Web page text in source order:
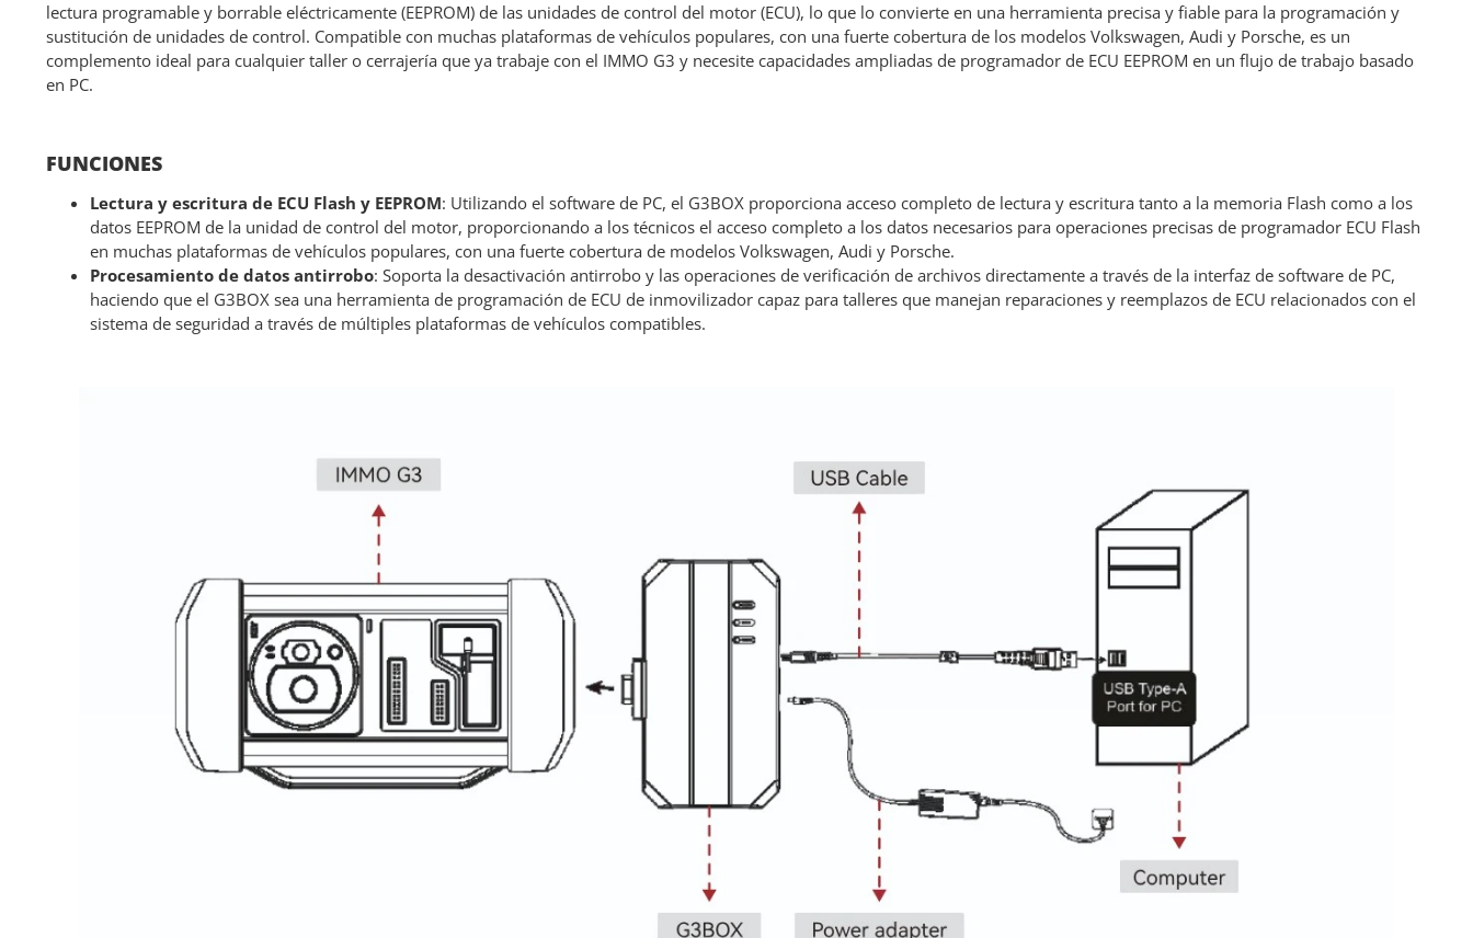
lectura programable y borrable eléctricamente (EEPROM) de las unidades de control del motor (ECU), lo que lo convierte en una herramienta precisa y fiable para la programación y
sustitución de unidades de control. Compatible con muchas plataformas de vehículos populares, con una fuerte cobertura de los modelos Volkswagen, Audi y Porsche, es un
complemento ideal para cualquier taller o cerrajería que ya trabaje con el IMMO G3 y necesite capacidades ampliadas de programador de ECU EEPROM en un flujo de trabajo basado
en PC.
FUNCIONES
Lectura y escritura de ECU Flash y EEPROM: Utilizando el software de PC, el G3BOX proporciona acceso completo de lectura y escritura tanto a la memoria Flash como a los
datos EEPROM de la unidad de control del motor, proporcionando a los técnicos el acceso completo a los datos necesarios para operaciones precisas de programador ECU Flash
en muchas plataformas de vehículos populares, con una fuerte cobertura de modelos Volkswagen, Audi y Porsche.
Procesamiento de datos antirrobo: Soporta la desactivación antirrobo y las operaciones de verificación de archivos directamente a través de la interfaz de software de PC,
haciendo que el G3BOX sea una herramienta de programación de ECU de inmovilizador capaz para talleres que manejan reparaciones y reemplazos de ECU relacionados con el
sistema de seguridad a través de múltiples plataformas de vehículos compatibles.